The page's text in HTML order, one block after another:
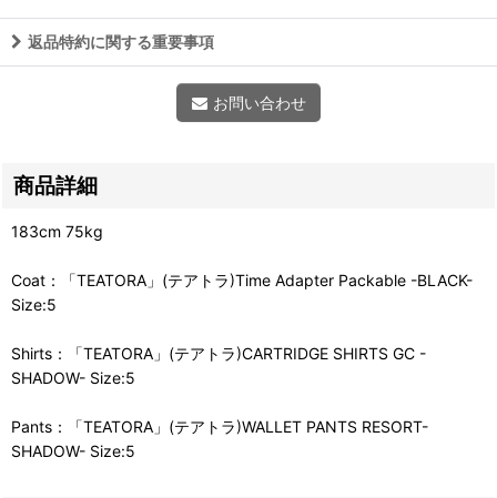
返品特約に関する重要事項
お問い合わせ
商品詳細
183cm 75kg
Coat：「TEATORA」(テアトラ)Time Adapter Packable -BLACK-
Size:5
Shirts：「TEATORA」(テアトラ)CARTRIDGE SHIRTS GC -
SHADOW- Size:5
Pants：「TEATORA」(テアトラ)WALLET PANTS RESORT-
SHADOW- Size:5